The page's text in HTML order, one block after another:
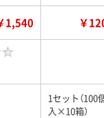
1,540 ￥
1セット（100
入×10箱）